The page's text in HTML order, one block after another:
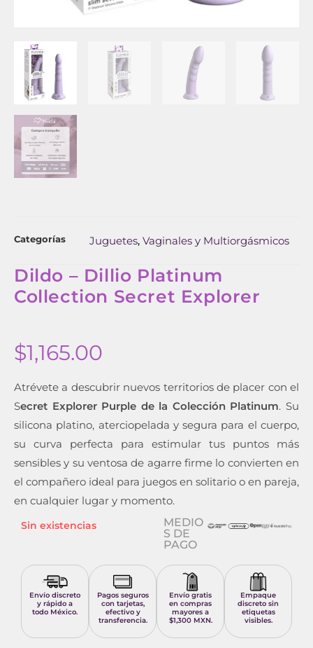
Categorías Juguetes, Vaginales y Multiorgásmicos
Dildo – Dillio Platinum
Collection Secret Explorer
$1,165.00
Atrévete a descubrir nuevos territorios de placer con el
Secret Explorer Purple de la Colección Platinum. Su
silicona platino, aterciopelada y segura para el cuerpo,
su curva perfecta para estimular tus puntos más
sensibles y su ventosa de agarre firme lo convierten en
el compañero ideal para juegos en solitario o en pareja,
en cualquier lugar y momento.
Sin existencias
MEDIO
S DE
PAGO
Envío discreto
y rápido a
todo México.
Pagos seguros
con tarjetas,
efectivo y
transferencia.
Envío gratis
en compras
mayores a
$1,300 MXN.
Empaque
discreto sin
etiquetas
visibles.